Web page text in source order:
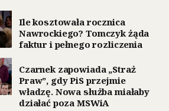
Ile kosztowała rocznica
Nawrockiego? Tomczyk żąda
faktur i pełnego rozliczenia
Czarnek zapowiada „Straż
Praw”, gdy PiS przejmie
władzę. Nowa służba miałaby
działać poza MSWiA